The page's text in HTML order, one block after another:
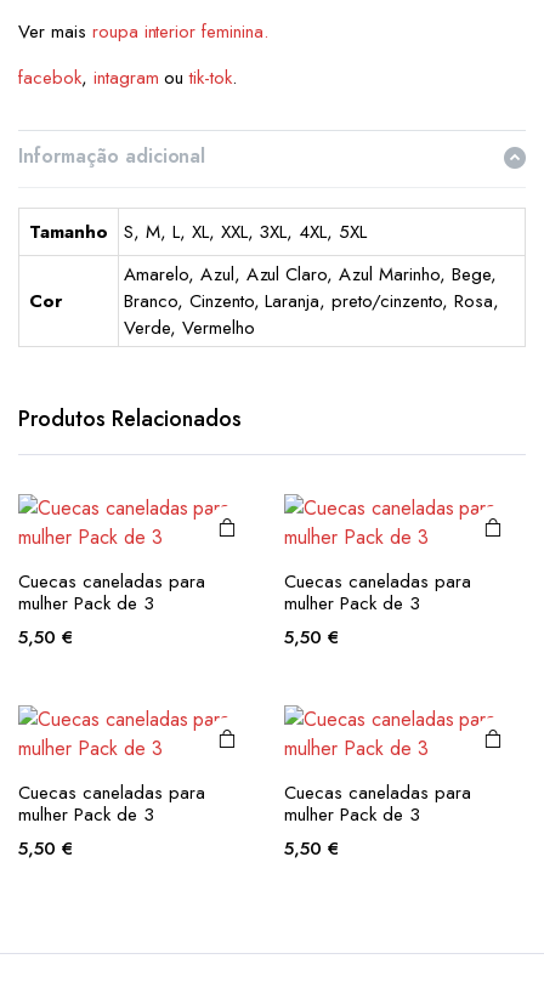
Ver mais roupa interior feminina.
facebok, intagram outik-tok.
Informação adicional
Tamanho S, M, L, XL, XXL, 3XL, 4XL, 5XL
Cor
Amarelo, Azul, Azul Claro, Azul Marinho, Bege,
Branco, Cinzento, Laranja, preto/cinzento, Rosa,
Verde, Vermelho
Produtos Relacionados
This
has
The
options
chosen
Cuecas caneladas para
mulher Pack de 3
5,50 €
This
The
options
chosen
Cuecas caneladas para
mulher Pack de 3
5,50 €
product
The
options
chosen
Cuecas caneladas para
mulher Pack de 3
5,50 €
product
The
options
chosen
Cuecas caneladas para
mulher Pack de 3
5,50 €